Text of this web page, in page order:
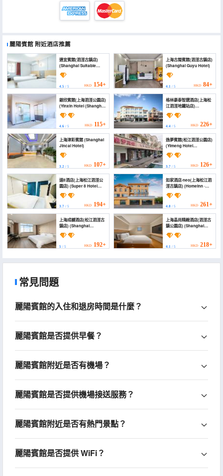
麗陽賓館 附近酒店推薦
適宜賓館(泗涇古鎮店)
(Shanghai Suitable
Hotel)
4.5 / 5 HKD 154+
上海古閩賓館(泗涇古鎮店)
(Shanghai Guyu Hotel)
4.1/ 5 HKD 84+
銀欣賓館(上海泗涇公園店)
(Yinxin Hotel (Shanghai
Sijing Park))
4.6 / 5 HKD 115+
格林豪泰智選酒店(上海松
江泗涇地鐵站店)
(GreenTree Inn Express
Hotel (Shanghai
Songjiang Sijing
Subway Station))
4.4/ 5 HKD 226+
上海津彩賓館 (Shanghai
Jincai Hotel)
3.2 / 5 HKD 107+
逸夢賓館(松江泗涇公園店)
(Yimeng Hotel
(Songjiang Sijing Park))
3.7/ 5 HKD 126+
速8酒店(上海松江泗涇公
園店) (Super 8 Hotel
(Shanghai Songjiang
Sijing Park))
3.7 / 5 HKD 194+
如家酒店·neo(上海松江泗
涇古鎮店) (Homeinn ·
neo (Shanghai
Songjiang Sijing
Ancient Town))
4.8/ 5 HKD 261+
上海成樾酒店(松江泗涇古
鎮店) (Shanghai
Chengyue Hotel
(Songjiang Sijing
Ancient Town))
5 / 5 HKD 192+
上海晶尚精緻酒店(泗涇古
鎮公園店) (Shanghai
Jingshang Exquisite
Hotel (Sijing Park
4.1/ 5 HKD 218+
常見問題
麗陽賓館的入住和退房時間是什麼？
麗陽賓館是否提供早餐？
麗陽賓館附近是否有機場？
麗陽賓館是否提供機場接送服務？
麗陽賓館附近是否有熱門景點？
麗陽賓館是否提供 WiFi？